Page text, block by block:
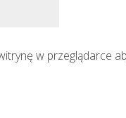
w przeglądarce